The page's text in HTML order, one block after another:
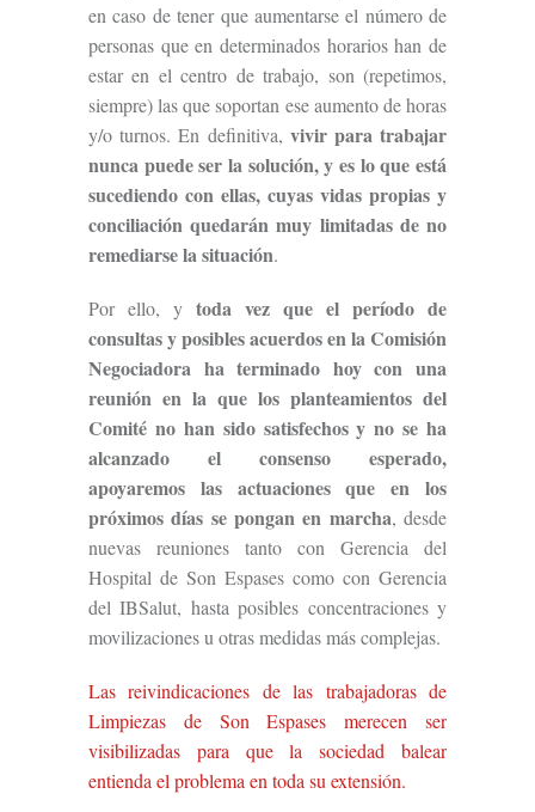
en caso de tener que aumentarse el número de
personas que en determinados horarios han de
estar en el centro de trabajo, son (repetimos,
siempre) las que soportan ese aumento de horas
y/o turnos. En definitiva, vivir para trabajar
nunca puede ser la solución, y es lo que está
sucediendo con ellas, cuyas vidas propias y
conciliación quedarán muy limitadas de no
remediarse la situación.
Por ello, y toda vez que el período de
consultas y posibles acuerdos en la Comisión
Negociadora ha terminado hoycon una
reunión en la que los planteamientos del
Comité no han sidosatisfechos y no se ha
alcanzado el consenso esperado,
apoyaremos las actuaciones queen los
próximos días se pongan en marcha, desde
nuevas reuniones tanto con Gerencia del
Hospital de Son Espases como con Gerencia
del IBSalut, hasta posibles concentraciones y
movilizaciones u otras medidas más complejas.
Las reivindicaciones de las trabajadoras de
Limpiezas de Son Espases merecen ser
visibilizadas para que la sociedad balear
entienda el problema en toda su extensión.